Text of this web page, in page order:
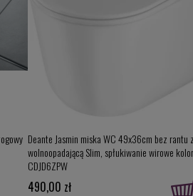
Deante Jasmin miska WC 49x36cm bez rantu
wolnoopadającą Slim, spłukiwanie wirowe
CDJD6ZPW
490,00 zł